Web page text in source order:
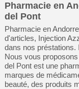
Pharmacie en
del Pont
Pharmacie en
d'articles, Injection
dans nos préstations.
Nous vous
del Pont est une
marques de
beauté, des produits